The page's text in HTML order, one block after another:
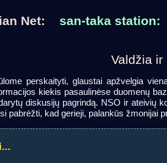
Net: san-taka station:
Valdžia
perskaityti, glaustai apžvelgia
kiekis pasaulinėse duomenų
diskusijų pagrindą. NSO ir ateivių
pabrėžti, kad gerieji, palankūs žmonijai